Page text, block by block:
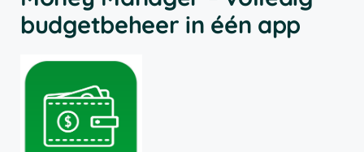
budgetbeheer in één app